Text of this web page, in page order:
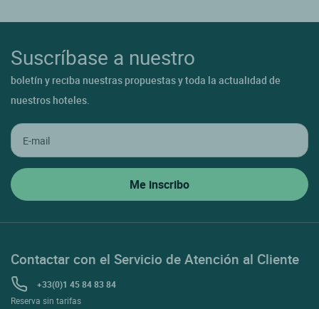
Suscríbase a nuestro
boletín y reciba nuestras propuestas y toda la actualidad de
nuestros hoteles.
Contactar con el Servicio de Atención al Cliente
+33(0)1 45 84 83 84
Reserva sin tarifas